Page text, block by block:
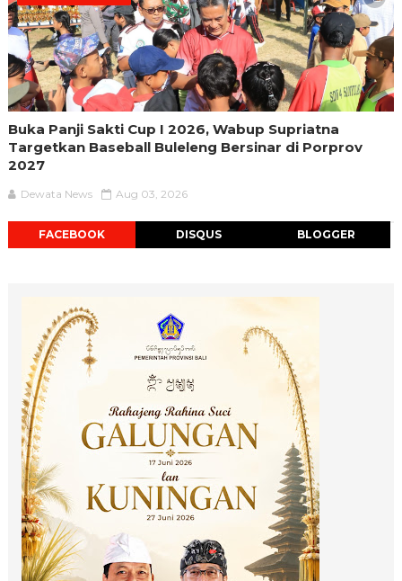
Buka Panji Sakti Cup I 2026, Wabup Supriatna
Targetkan Baseball Buleleng Bersinar di Porprov
2027
Dewata News Aug 03, 2026
FACEBOOK DISQUS BLOGGER